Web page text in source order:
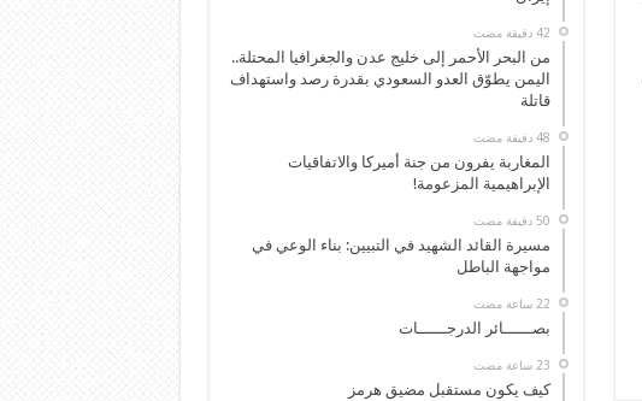
من البحر الأحمر إلى خليج عدن والجغرافيا المحتلة..
اليمن يطوّق العدو السعودي بقدرة رصد واستهداف
قاتلة
المغاربة يفرون من جنة أميركا والاتفاقيات
الإبراهيمية المزعومة!
مسيرة القائد الشهيد في التبيين: بناء الوعي في
مواجهة الباطل
بصــــــائر الدرجــــــات
كيف يكون مستقبل مضيق هرمز